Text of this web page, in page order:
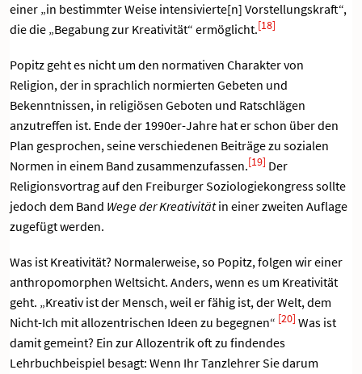
einer „in bestimmter Weise intensivierte[n] Vorstellungskraft“,
die die „Begabung zur Kreativität“ ermöglicht.[18]
Popitz geht es nicht um den normativen Charakter von
Religion, der in sprachlich normierten Gebeten und
Bekenntnissen, in religiösen Geboten und Ratschlägen
anzutreffen ist. Ende der 1990er-Jahre hat er schon über den
Plan gesprochen, seine verschiedenen Beiträge zu sozialen
Normen in einem Band zusammenzufassen.[19] Der
Religionsvortrag auf den Freiburger Soziologiekongress sollte
jedoch dem Band Wege der Kreativitätin einer zweiten Auflage
zugefügt werden.
Was ist Kreativität? Normalerweise, so Popitz, folgen wir einer
anthropomorphen Weltsicht. Anders, wenn es um Kreativität
geht. „Kreativ ist der Mensch, weil er fähig ist, der Welt, dem
Nicht-Ich mit allozentrischen Ideen zu begegnen“ [20] Was ist
damit gemeint? Ein zur Allozentrik oft zu findendes
Lehrbuchbeispiel besagt: Wenn Ihr Tanzlehrer Sie darum